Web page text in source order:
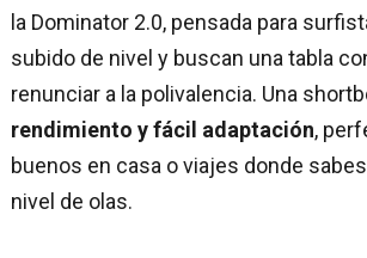
la Dominator 2.0, pensada para
subido de nivel y buscan una tabla
renunciar a la polivalencia. Una
rendimiento y fácil adaptación,
buenos en casa o viajes donde
nivel de olas.